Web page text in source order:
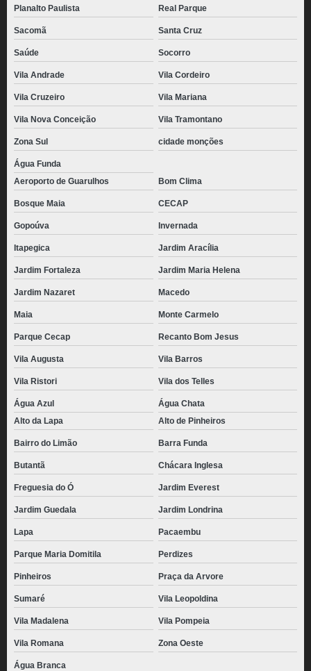
pães de batata para lanchonete Mogi das Cruzes
pães de batata recheado congelado Franco da Rocha
pão de batata com requeijão valor Mauá
pães de batata recheado Pacaembu
fornecedor de pão de batata com requeijão congelado Jardim Paulista
fornecedor de pão de batata para lanchonete Vila Andrade
pães de batata congelado Jardim Leonor
quanto custa pão de batata recheado congelado Jabaquara
pão de batata para lanchonete valor Salesópolis
quanto custa pão de batata recheado Indianópolis
quanto custa pão de batata para lanchonete Mairiporã
pão de batata congelado para revenda valor Gopoúva
fornecedor de pão de batata recheado congelado Biritiba Mirim
pão de batata com requeijão congelado valor Zona Oeste
fornecedor de pão de batata com requeijão Jardim Everest
pães de batata congelado no atacado Vila Augusta
pão de batata congelado valor Zona Norte
pão de batata para lanchonete Parque Mandaqui
fornecedor de pão de batata congelado Vila Prudente
pães de batata para lanchonete Pinheiros
pão de batata recheado congelado Chácara Flora
Planalto Paulista Real Parque
Sacomã Santa Cruz
Saúde Socorro
Vila Andrade Vila Cordeiro
Vila Cruzeiro Vila Mariana
Vila Nova Conceição Vila Tramontano
Zona Sul cidade monções
Água Funda
Aeroporto de Guarulhos
Bom Clima
Bosque Maia CECAP
Gopoúva Invernada
Itapegica Jardim Aracília
Jardim Fortaleza Jardim Maria Helena
Jardim Nazaret Macedo
Maia Monte Carmelo
Parque Cecap Recanto Bom Jesus
Vila Augusta Vila Barros
Vila Ristori Vila dos Telles
Água Azul
Água Chata
Alto da Lapa
Alto de Pinheiros
Bairro do Limão Barra Funda
Butantã Chácara Inglesa
Freguesia do Ó Jardim Everest
Jardim Guedala Jardim Londrina
Lapa Pacaembu
Parque Maria Domitila Perdizes
Pinheiros Praça da Arvore
Sumaré Vila Leopoldina
Vila Madalena Vila Pompeia
Vila Romana Zona Oeste
Água Branca